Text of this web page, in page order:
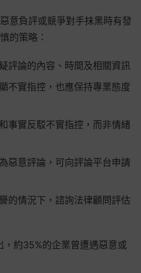
意負評或競爭對手抹黑時有發
的策略：
評論的內容、時間及相關資訊
不實指控，也應保持專業態度
事實反駁不實指控，而非情緒
惡意評論，可向評論平台申請
的情況下，諮詢法律顧問評估
約35%的企業曾遭遇惡意或